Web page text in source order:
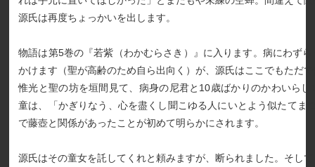
源氏は再度ちょっかいを出します。
物語は第5巻の『若紫（わかむらさき）』に入ります。病にわず
かけます（聖が高齢のため自ら出向く）が、源氏はここでもただ
惟光と聖の坊を垣間見て、病身の尼君と10歳ばかりのかわいら
童は、「かぎりなう、心を盡くし聞こゆる人にいとよう似たてま
で藤壺と関係があったことが初めて明らかにされます。
源氏はその童女を託してくれと頼みますが、断られました。そし